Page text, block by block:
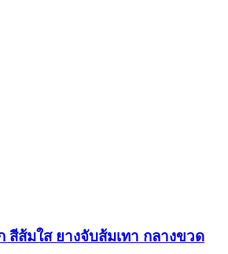
สีส้มใส ยางจับส้มเทา กลางขวด